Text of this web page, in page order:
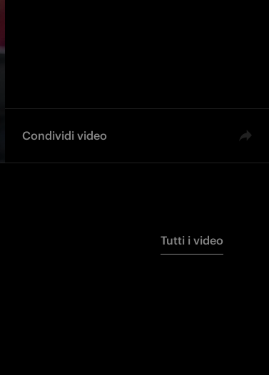
Condividi video
Tutti i video